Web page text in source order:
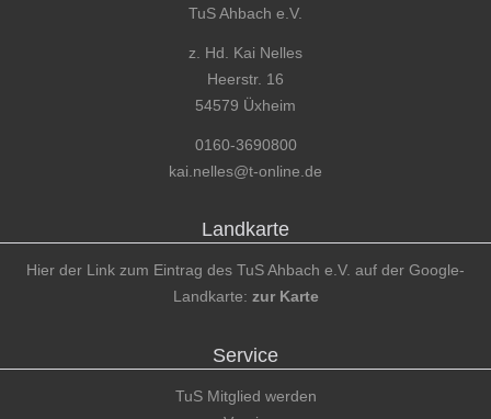
TuS Ahbach e.V.
z. Hd. Kai Nelles
Heerstr. 16
54579 Üxheim
0160-3690800
kai.nelles@t-online.de
Landkarte
Hier der Link zum Eintrag des TuS Ahbach e.V. auf der Google-
Landkarte: zur Karte
Service
TuS Mitglied werden